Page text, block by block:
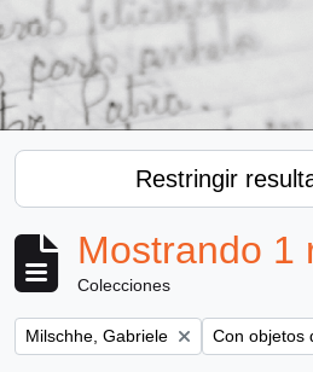
Restringir
Mostrando 1
Colecciones
Remove filter:
Milschhe, Gabriele Remove
Con objetos